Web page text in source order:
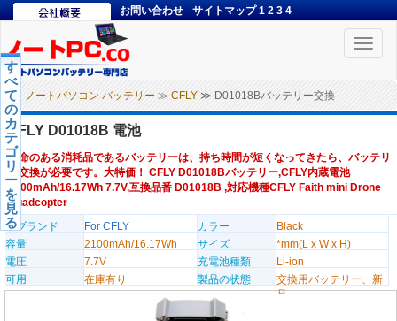
お問い合わせ サイトマップ 1 2 3 4
Toggle
ノートパソコン バッテリー ≫ CFLY ≫ D01018Bバッテリー交換
す
べ
て
の
カ
テ
ゴ
リ
ー
を
見
る
CFLY D01018B 電池
寿命のある消耗品であるバッテリーは、持ち時間が短くなってきたら、バッテリ
ー交換が必要です。大特価！ CFLY D01018Bバッテリー,CFLY内蔵電池
2100mAh/16.17Wh 7.7V,互換品番 D01018B ,対応機種CFLY Faith mini Drone
Quadcopter
のブランド
For CFLY カラー
Black
容量
2100mAh/16.17Wh サイズ
*mm(L x W x H)
電圧
7.7V 充電池種類
Li-ion
可用
在庫有り 製品の状態
交換用バッテリー、新
品